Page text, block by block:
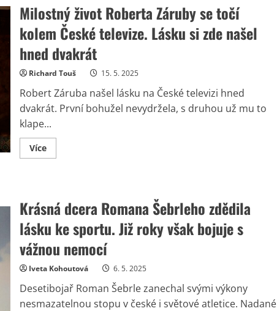
Milostný život Roberta Záruby se točí
kolem České televize. Lásku si zde našel
hned dvakrát
Richard Touš 15. 5. 2025
Robert Záruba našel lásku na České televizi hned
dvakrát. První bohužel nevydržela, s druhou už mu to
klape...
VíceRead
more
se
točí
kolem
České
televize.
Lásku
si
zde
hned
dvakrát
Krásná dcera Romana Šebrleho zdědila
lásku ke sportu. Již roky však bojuje s
vážnou nemocí
Iveta Kohoutová 6. 5. 2025
Desetibojař Roman Šebrle zanechal svými výkony
nesmazatelnou stopu v české i světové atletice. Nadané